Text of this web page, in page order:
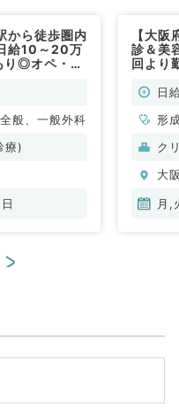
から徒歩圏内
給10～20万
り◎オペ・外
般、一般外科
療)
【大
診＆美
回より
ブあ日
形
ク
大
月,
>